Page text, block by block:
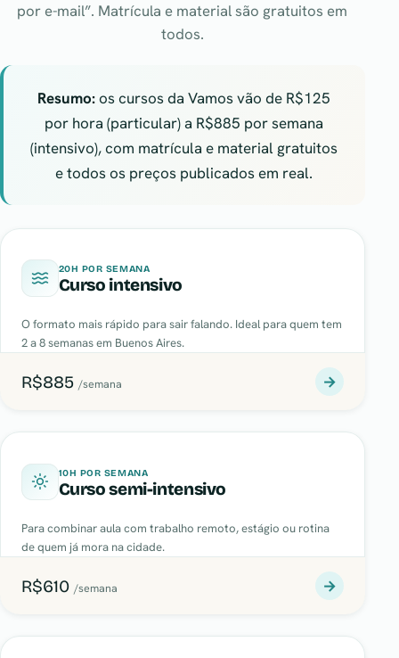
por e-mail”. Matrícula e material são gratuitos em
todos.
Resumo:os cursos da Vamos vão de R$125
por hora (particular) a R$885 por semana
(intensivo), com matrícula e material gratuitos
e todos os preços publicados em real.
20H POR SEMANA
Curso intensivo
O formato mais rápido para sair falando. Ideal para quem tem
2 a 8 semanas em Buenos Aires.
R$885 /semana →
10H POR SEMANA
Curso semi-intensivo
Para combinar aula com trabalho remoto, estágio ou rotina
de quem já mora na cidade.
R$610 /semana →